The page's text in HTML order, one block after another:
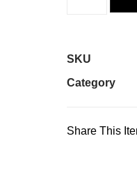
SKU
Category
Share This